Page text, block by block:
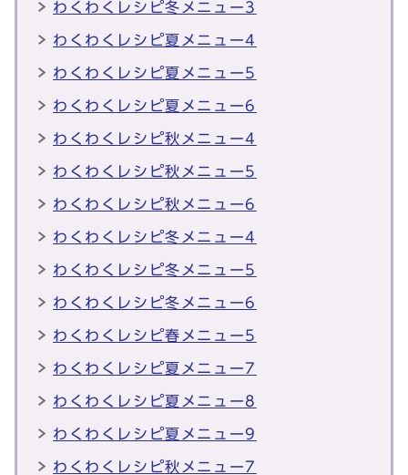
わくわくレシピ冬メニュー3
わくわくレシピ夏メニュー4
わくわくレシピ夏メニュー5
わくわくレシピ夏メニュー6
わくわくレシピ秋メニュー4
わくわくレシピ秋メニュー5
わくわくレシピ秋メニュー6
わくわくレシピ冬メニュー4
わくわくレシピ冬メニュー5
わくわくレシピ冬メニュー6
わくわくレシピ春メニュー5
わくわくレシピ夏メニュー7
わくわくレシピ夏メニュー8
わくわくレシピ夏メニュー9
わくわくレシピ秋メニュー7